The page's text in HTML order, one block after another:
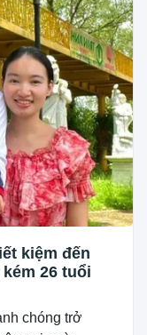
kiệm đến
26 tuổi
chóng trở